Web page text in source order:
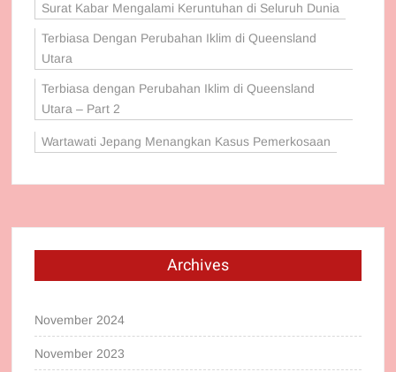
Surat Kabar Mengalami Keruntuhan di Seluruh Dunia
Terbiasa Dengan Perubahan Iklim di Queensland
Utara
Terbiasa dengan Perubahan Iklim di Queensland
Utara – Part 2
Wartawati Jepang Menangkan Kasus Pemerkosaan
Archives
November 2024
November 2023